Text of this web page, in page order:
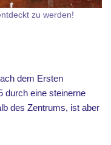
zu werden!
dem Ersten
durch eine steinerne
des Zentrums, ist aber